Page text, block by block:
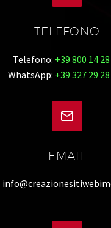
TELEFONO
Telefono: +39 800 14
WhatsApp: +39 327 29


EMAIL